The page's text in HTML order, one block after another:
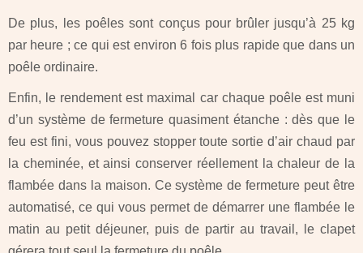
De plus, les poêles sont conçus pour brûler jusqu’à 25 kg
par heure ; ce qui est environ 6 fois plus rapide que dans un
poêle ordinaire.
Enfin, le rendement est maximal car chaque poêle est muni
d’un système de fermeture quasiment étanche : dès que le
feu est fini, vous pouvez stopper toute sortie d’air chaud par
la cheminée, et ainsi conserver réellement la chaleur de la
flambée dans la maison. Ce système de fermeture peut être
automatisé, ce qui vous permet de démarrer une flambée le
matin au petit déjeuner, puis de partir au travail, le clapet